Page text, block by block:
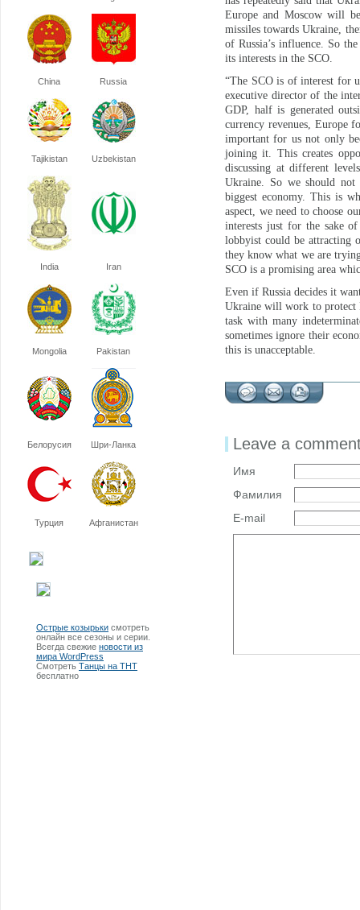
China Russia
Tajikistan Uzbekistan
India Iran
Mongolia Pakistan
Белорусия Шри-Ланка
Турция Афганистан
Острые козырьки смотреть
онлайн все сезоны и серии.
Всегда свежие новости из
мира WordPress
Смотреть Танцы на ТНТ
бесплатно
Europe and Moscow will
missiles towards Ukraine,
of Russia’s influence. So
its interests in the SCO.
“The SCO is of interest for
executive director of the
GDP, half is generated
currency revenues, Europe
important for us not only
joining it. This creates
discussing at different
Ukraine. So we should not
biggest economy. This is
aspect, we need to choose
interests just for the sake
lobbyist could be attracting
they know what we are
SCO is a promising area
Even if Russia decides it
Ukraine will work to protect
task with many
sometimes ignore their
this is unacceptable.
Leave a
Имя
Фамилия
E-mail